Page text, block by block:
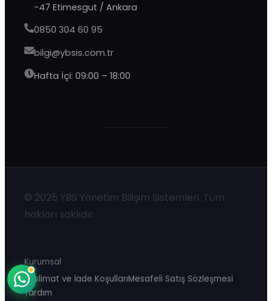
-47 Etimesgut / Ankara
0850 304 60 95
bilgi@ybsis.com.tr
Hafta İçi: 09:00 – 18:00
© 2025 YBS Yönetim Bilişim Sistemleri. Tüm
hakları saklıdır.
Kurumsal
Teslimat ve İade KoşullarıMesafeli Satış Sözleşmesi
Yardım